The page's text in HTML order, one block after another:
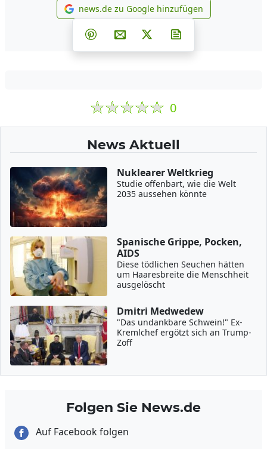
news.de zu Google
news.de zu Google hinzufügen
Teilen auf Facebook
Teilen auf Whatsapp
Teilen auf Telegram
Teilen auf Pinterest
Per E-Mail teilen
Post auf X
0
News Aktuell
Nuklearer Weltkrieg
Studie offenbart, wie die Welt
2035 aussehen könnte
Spanische Grippe, Pocken,
AIDS
Diese tödlichen Seuchen hätten
um Haaresbreite die Menschheit
ausgelöscht
Dmitri Medwedew
"Das undankbare Schwein!" Ex-
Kremlchef ergötzt sich an Trump-
Zoff
Folgen Sie News.de
Auf Facebook folgen